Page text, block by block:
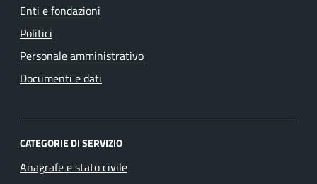
Enti e fondazioni
Politici
Personale amministrativo
Documenti e dati
CATEGORIE DI SERVIZIO
Anagrafe e stato civile